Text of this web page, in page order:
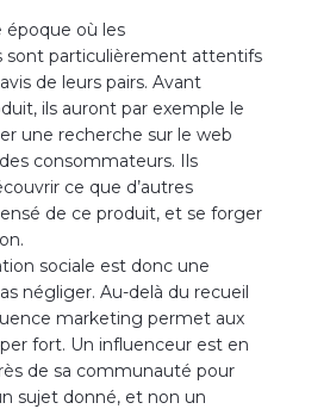
époque où les
sont particulièrement attentifs
de leurs pairs. Avant
ils auront par exemple le
une recherche sur le web
consommateurs. Ils
ce que d’autres
de ce produit, et se forger
sociale est donc une
négliger. Au-delà du recueil
marketing permet aux
fort. Un influenceur est en
de sa communauté pour
sujet donné, et non un